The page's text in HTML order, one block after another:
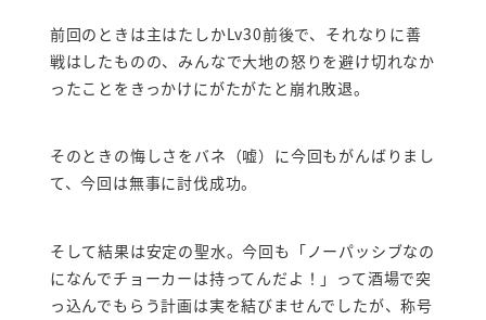
前回のときは主はたしかLv30前後で、それなりに善
戦はしたものの、みんなで大地の怒りを避け切れなか
ったことをきっかけにがたがたと崩れ敗退。
そのときの悔しさをバネ（嘘）に今回もがんばりまし
て、今回は無事に討伐成功。
そして結果は安定の聖水。今回も「ノーパッシブなの
になんでチョーカーは持ってんだよ！」って酒場で突
っ込んでもらう計画は実を結びませんでしたが、称号